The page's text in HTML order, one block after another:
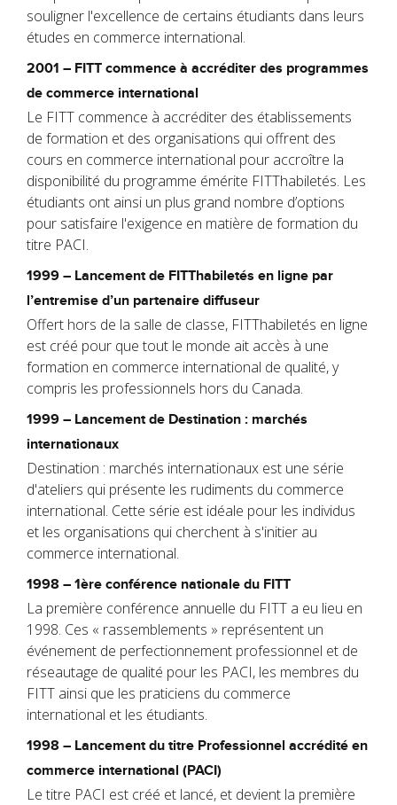
souligner l'excellence de certains étudiants dans leurs
études en commerce international.
2001 – FITT commence à accréditer des programmes
de commerce international
Le FITT commence à accréditer des établissements
de formation et des organisations qui offrent des
cours en commerce international pour accroître la
disponibilité du programme émérite FITThabiletés. Les
étudiants ont ainsi un plus grand nombre d’options
pour satisfaire l'exigence en matière de formation du
titre PACI.
1999 – Lancement de FITThabiletés en ligne par
l’entremise d’un partenaire diffuseur
Offert hors de la salle de classe, FITThabiletés en ligne
est créé pour que tout le monde ait accès à une
formation en commerce international de qualité, y
compris les professionnels hors du Canada.
1999 – Lancement de Destination : marchés
internationaux
Destination : marchés internationaux est une série
d'ateliers qui présente les rudiments du commerce
international. Cette série est idéale pour les individus
et les organisations qui cherchent à s'initier au
commerce international.
1998 – 1ère conférence nationale du FITT
La première conférence annuelle du FITT a eu lieu en
1998. Ces « rassemblements » représentent un
événement de perfectionnement professionnel et de
réseautage de qualité pour les PACI, les membres du
FITT ainsi que les praticiens du commerce
international et les étudiants.
1998 – Lancement du titre Professionnel accrédité en
commerce international (PACI)
Le titre PACI est créé et lancé, et devient la première